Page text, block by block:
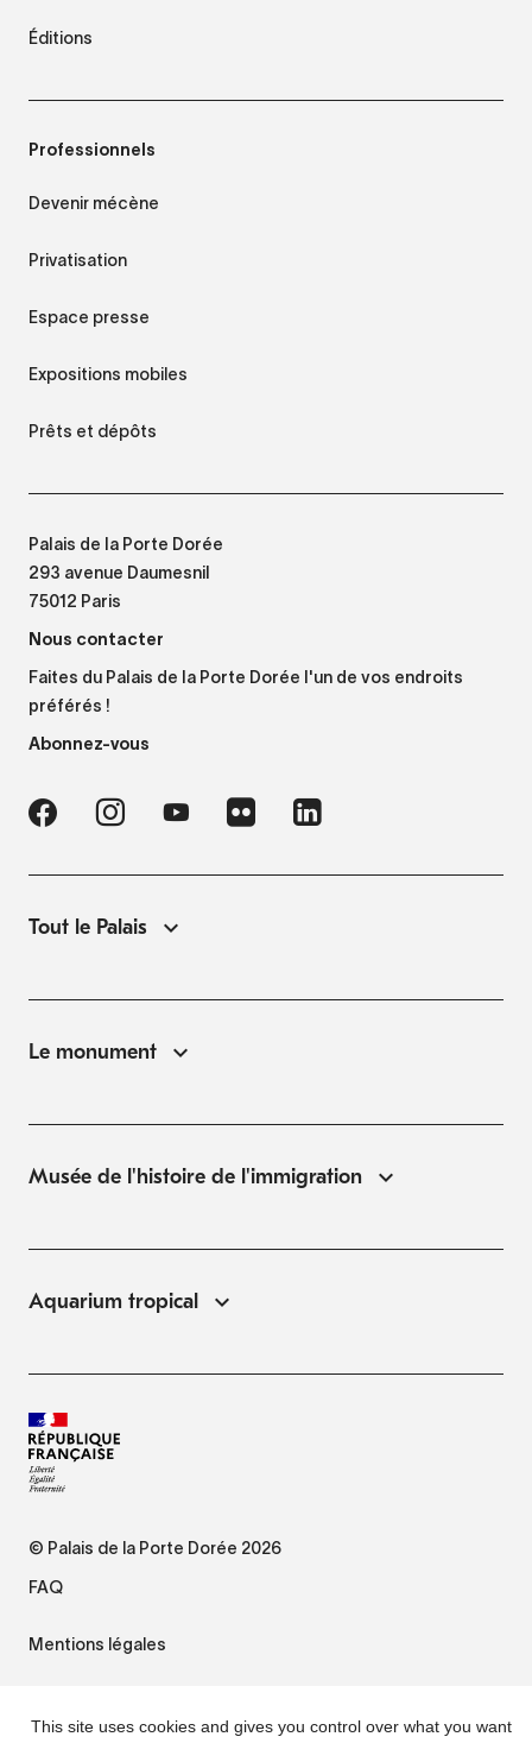
Éditions
Professionnels
Devenir mécène
Privatisation
Espace presse
Expositions mobiles
Prêts et dépôts
Palais de la Porte Dorée
293 avenue Daumesnil
75012 Paris
Nous contacter
Faites du Palais de la Porte Dorée l'un de vos endroits
préférés !
Abonnez-vous
Tout le Palais
Le monument
Musée de l'histoire de l'immigration
Aquarium tropical
© Palais de la Porte Dorée 2026
FAQ
Mentions légales
This site uses cookies and gives you control over what you want